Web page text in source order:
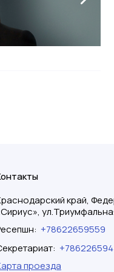
край,
: +78622659559
:
проезда